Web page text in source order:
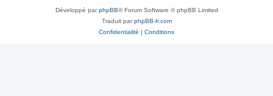
Développé parphpBB® Forum Software © phpBB Limited
Traduit parphpBB-fr.com
Confidentialité | Conditions